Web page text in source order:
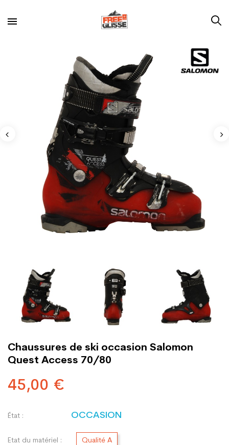
Chaussures de ski occasion Salomon
Quest Access 70/80
45,00 €
État : OCCASION
Etat du matériel : Qualité A